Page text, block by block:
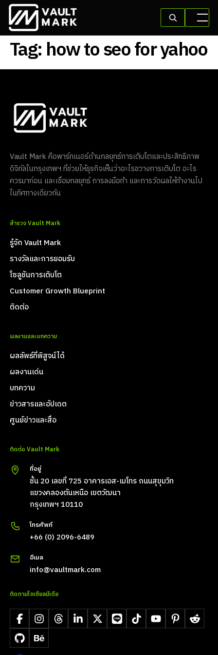
Tag:how to seo for yahoo
Vault Mark คือพาร์ทเนอร์ด้านกลยุทธ์การเติบโตและประสิทธิภาพ
ดิจิทัลในกรุงเทพฯ ที่ช่วยให้ธุรกิจเห็นว่าอะไรขวางการเติบโต อะไร
ควรมาก่อน และเชื่อมกลยุทธ์ การลงมือทำ และการวัดผลให้ทำงานไป
ในทิศทางเดียวกัน
สำรวจ Vault Mark
รู้จัก Vault Mark
รางวัลและการยอมรับ
โซลูชันการเติบโต
Customer Growth Blueprint
ติดต่อ
ผลงานและบทความ
ผลลัพธ์ที่พิสูจน์ได้
ผลงานเด่น
บทความ
ข่าวสารและอัปเดต
ศูนย์ข่าวและสื่อ
ติดต่อ Vault Mark
ที่อยู่
ชั้น 20 เลขที่ 725 อาคารเอส-เมโทร ถนนสุขุมวิท
แขวงคลองตันเหนือ เขตวัฒนา
กรุงเทพฯ 10110
โทรศัพท์
+66 (0) 2096-6489
อีเมล
info@vaultmark.com
ติดตามโซเชียลมีเดีย
FacebookInstagramThreadsLinkedIn
X LINE TikTokYouTubePinterestReddit
GitHubBehance